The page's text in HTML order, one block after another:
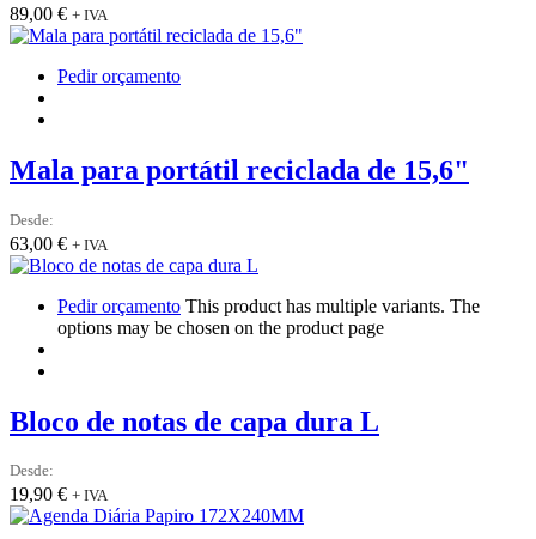
89,00 € + IVA
Pedir orçamento
Mala para portátil reciclada de 15,6"
Desde:
63,00 € + IVA
Pedir orçamento This product has multiple variants. The
options may be chosen on the product page
Bloco de notas de capa dura L
Desde:
19,90 € + IVA